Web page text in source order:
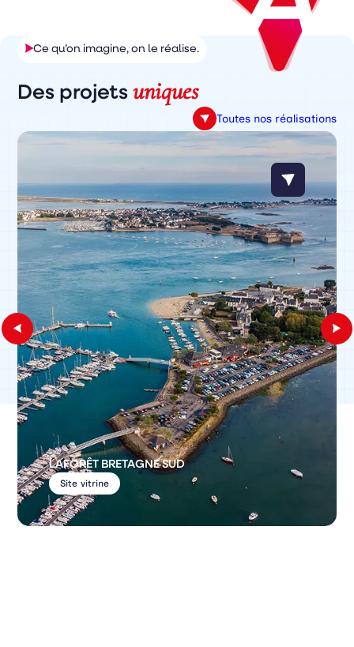
Ce qu’on imagine, on le réalise.
Des projetsuniques
Toutes nos réalisations
LAFORÊT BRETAGNE SUD
Site vitrine